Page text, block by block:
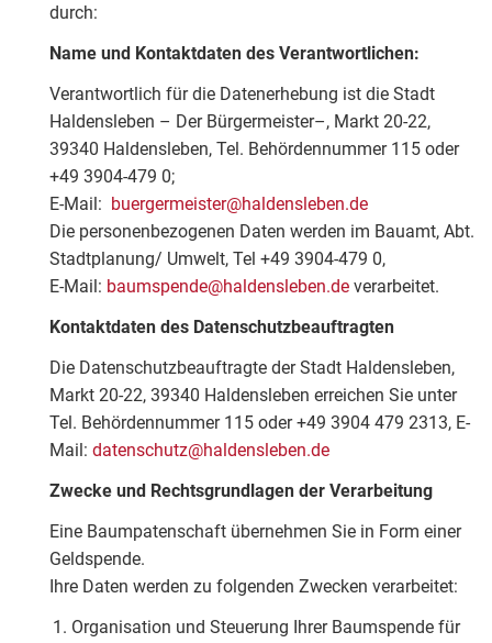
durch:
Name und Kontaktdaten des Verantwortlichen:
Verantwortlich für die Datenerhebung ist die Stadt
Haldensleben – Der Bürgermeister–, Markt 20-22,
39340 Haldensleben, Tel. Behördennummer 115 oder
+49 3904-479 0;
E-Mail: buergermeister@haldensleben.de
Die personenbezogenen Daten werden im Bauamt, Abt.
Stadtplanung/ Umwelt, Tel +49 3904-479 0,
E-Mail: baumspende@haldensleben.de verarbeitet.
Kontaktdaten des Datenschutzbeauftragten
Die Datenschutzbeauftragte der Stadt Haldensleben,
Markt 20-22, 39340 Haldensleben erreichen Sie unter
Tel. Behördennummer 115 oder +49 3904 479 2313, E-
Mail: datenschutz@haldensleben.de
Zwecke und Rechtsgrundlagen der Verarbeitung
Eine Baumpatenschaft übernehmen Sie in Form einer
Geldspende.
Ihre Daten werden zu folgenden Zwecken verarbeitet:
Organisation und Steuerung Ihrer Baumspende für